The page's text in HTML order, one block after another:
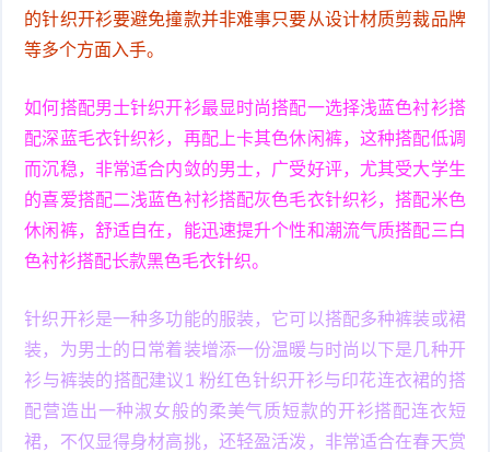
的针织开衫要避免撞款并非难事只要从设计材质剪裁品牌
等多个方面入手。
如何搭配男士针织开衫最显时尚搭配一选择浅蓝色衬衫搭
配深蓝毛衣针织衫，再配上卡其色休闲裤，这种搭配低调
而沉稳，非常适合内敛的男士，广受好评，尤其受大学生
的喜爱搭配二浅蓝色衬衫搭配灰色毛衣针织衫，搭配米色
休闲裤，舒适自在，能迅速提升个性和潮流气质搭配三白
色衬衫搭配长款黑色毛衣针织。
针织开衫是一种多功能的服装，它可以搭配多种裤装或裙
装，为男士的日常着装增添一份温暖与时尚以下是几种开
衫与裤装的搭配建议1 粉红色针织开衫与印花连衣裙的搭
配营造出一种淑女般的柔美气质短款的开衫搭配连衣短
裙，不仅显得身材高挑，还轻盈活泼，非常适合在春天赏